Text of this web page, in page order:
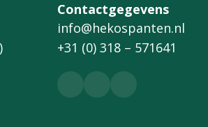
Contactgegevens
info@hekospanten.nl
+31 (0) 318 – 571641